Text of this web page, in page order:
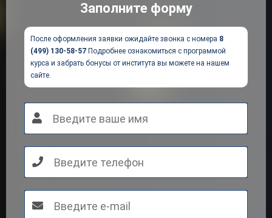
Заполните форму
После оформления заявки ожидайте звонка с номера 8
(499) 130-58-57 Подробнее ознакомиться с программой
курса и забрать бонусы от института вы можете на нашем
сайте.